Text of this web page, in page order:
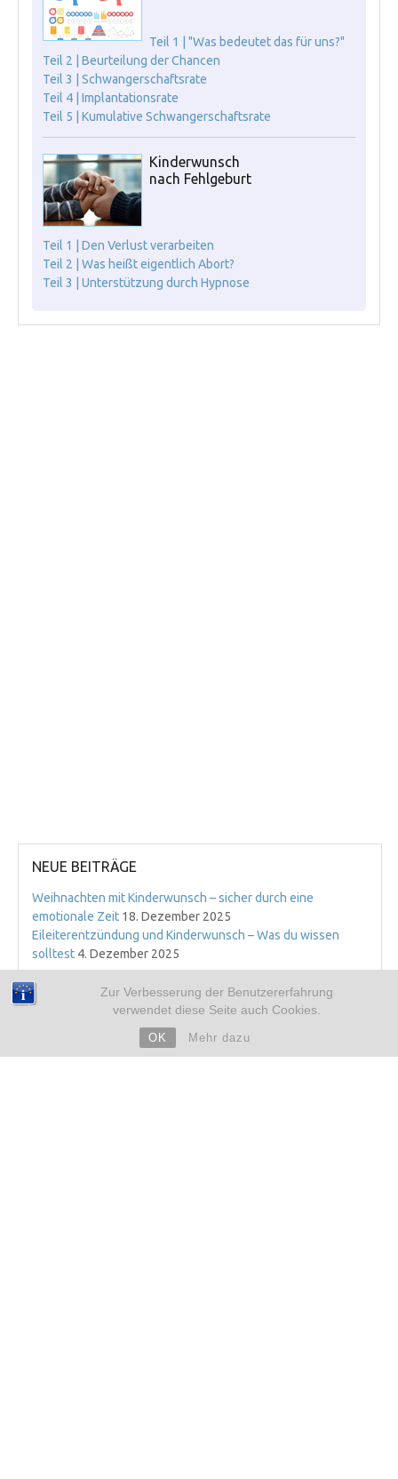
Zur Verbesserung der Benutzererfahrung
verwendet diese Seite auch Cookies.
OK Mehr dazu
Teil 1 | "Was bedeutet das für uns?"
Teil 2 | Beurteilung der Chancen
Teil 3 | Schwangerschaftsrate
Teil 4 | Implantationsrate
Teil 5 | Kumulative Schwangerschaftsrate
Kinderwunsch
nach Fehlgeburt
Teil 1 | Den Verlust verarbeiten
Teil 2 | Was heißt eigentlich Abort?
Teil 3 | Unterstützung durch Hypnose
NEUE BEITRÄGE
Weihnachten mit Kinderwunsch – sicher durch eine
emotionale Zeit 18. Dezember 2025
Eileiterentzündung und Kinderwunsch – Was du wissen
solltest 4. Dezember 2025
ARCHIV
➜ 2019
➜ 2018
➜ 2017